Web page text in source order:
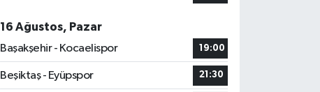
16 Ağustos, Pazar
Başakşehir - Kocaelispor
19:00
Beşiktaş - Eyüpspor 21:30